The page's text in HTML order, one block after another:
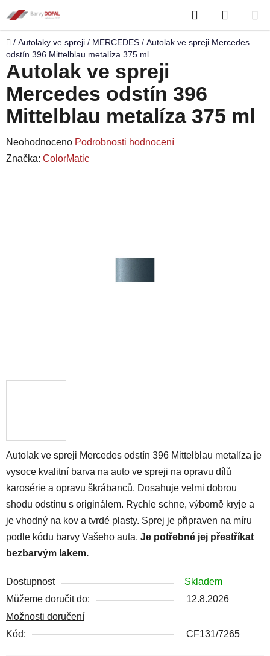
na
obsah
Hledat
KOŠÍK
Domů
/ Autolaky ve spreji / MERCEDES / Autolak ve spreji Mercedes
odstín 396 Mittelblau metalíza 375 ml
Autolak ve spreji Mercedes odstín 396 Mittelblau metalíza je
vysoce kvalitní barva na auto ve spreji na opravu dílů
karosérie a opravu škrábanců. Dosahuje velmi dobrou
shodu odstínu s originálem. Rychle schne, výborně kryje a
je vhodný na kov a tvrdé plasty. Sprej je připraven na míru
podle kódu barvy Vašeho auta. Je potřebné jej přestříkat
bezbarvým lakem.
Dostupnost
Skladem
Můžeme doručit do:
12.8.2026
Možnosti doručení
Kód:
CF131/7265
Autolak ve spreji
Mercedes odstín 396
Mittelblau metalíza 375 ml
Průměrné
hodnocení
Neohodnoceno Podrobnosti hodnocení
Značka: ColorMatic